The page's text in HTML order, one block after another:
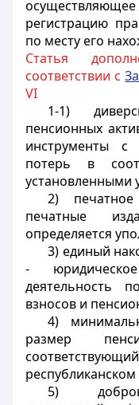
регистрацию
по месту его
Статья
соответствии с
VI
1-1)
пенсионных
инструменты
потерь в
установленными
2)
печатные
определяется
3) единый
-
деятельность
взносов и
4)
размер
5)